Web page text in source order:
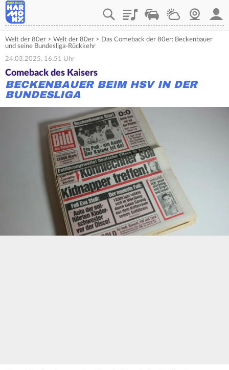
PlaylistVerkehrWetterWebcam
Welt der 80er > Welt der 80er > Das Comeback der 80er: Beckenbauer
und seine Bundesliga-Rückkehr
24.03.2025, 16:51 Uhr
Comeback des Kaisers
BECKENBAUER BEIM HSV IN DER
BUNDESLIGA